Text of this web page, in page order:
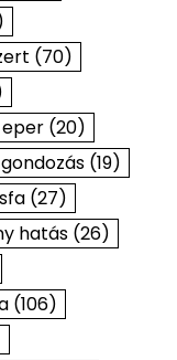
(70)
eper(20)
gondozás(19)
(27)
hatás(26)
(106)